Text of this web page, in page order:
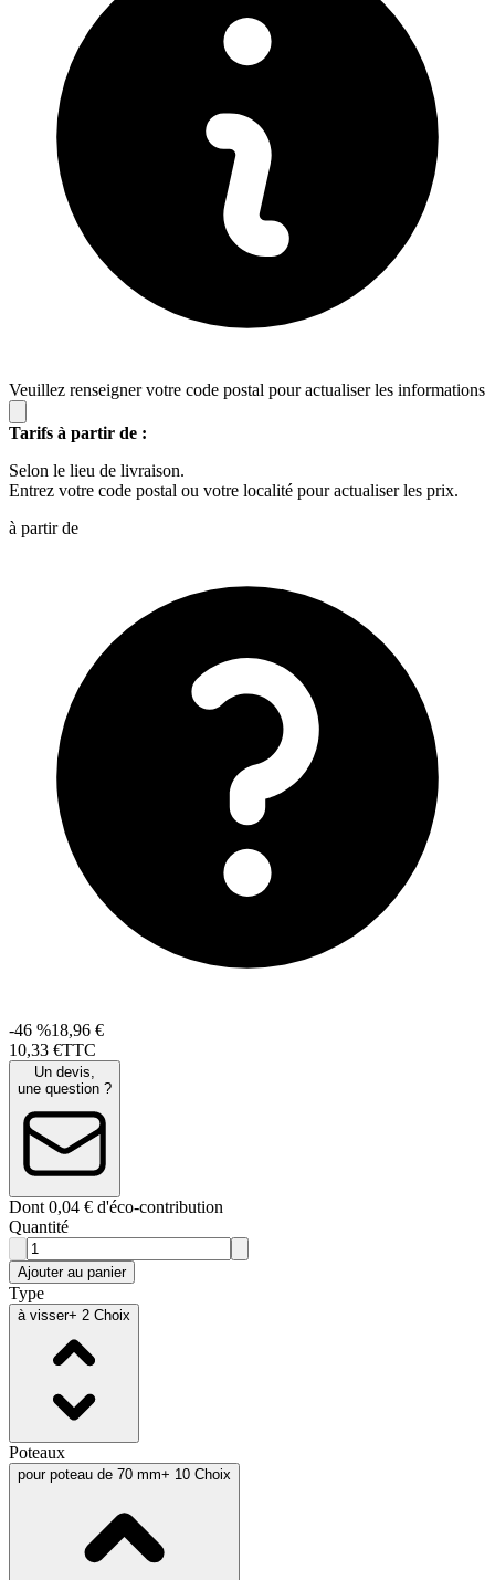
Veuillez renseigner votre code postal pour actualiser les informations
Tarifs à partir de :
Selon le lieu de livraison.
Entrez votre code postal ou votre localité pour actualiser les prix.
à partir de
-46 %18,96 €
10,33 €TTC
Un devis,
une question ?
Dont 0,04 € d'éco-contribution
Quantité
Ajouter au panier
Type
à visser+ 2 Choix
Poteaux
pour poteau de 70 mm+ 10 Choix